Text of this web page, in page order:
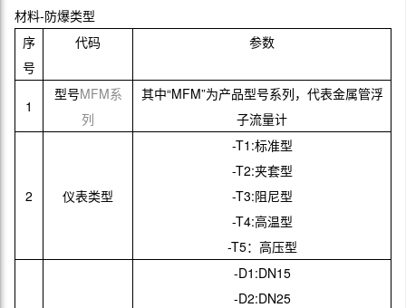
材料-防爆类型
序
号
代码 参数
1
型号MFM系
列
其中“MFM”为产品型号系列，代表金属管浮
子流量计
2 仪表类型
-T1:标准型
-T2:夹套型
-T3:阻尼型
-T4:高温型
-T5：高压型
-D1:DN15
-D2:DN25